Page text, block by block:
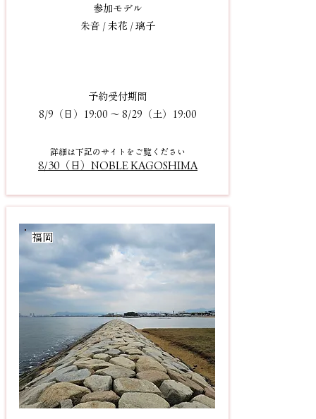
参加モデル
朱音 / 未花 / 璃子
予約受付期間
8/9（日）19:00 〜 8/29（土）19:00
詳細は下記のサイトをご覧 くださ い
8/30（日）NOBLE KAGOSHIMA
​福岡